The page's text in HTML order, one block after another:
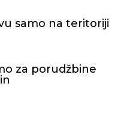
samo na teritoriji
za porudžbine